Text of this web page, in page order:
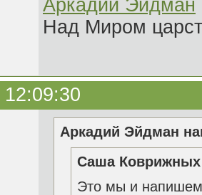
Аркадий Эйдман
Над Миром
Аркадий Эйдман
Саша Коврижных
Это мы и